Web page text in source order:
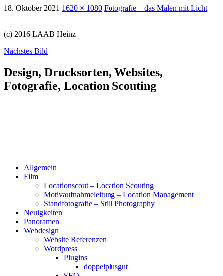
18. Oktober 2021 1620 × 1080 Fotografie – das Malen mit Licht
(c) 2016 LAAB Heinz
Nächstes Bild
Design, Drucksorten, Websites,
Fotografie, Location Scouting
Allgemein
Film
Locationscout – Location Scouting
Motivaufnahmeleitung – Location Management
Standfotografie – Still Photography
Neuigkeiten
Panoramen
Webdesign
Website Referenzen
Wordpress
Plugins
doppelplusgut